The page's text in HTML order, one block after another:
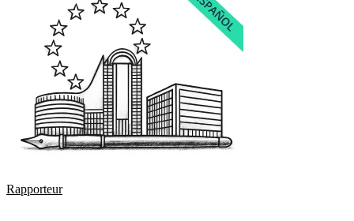
Rapporteur